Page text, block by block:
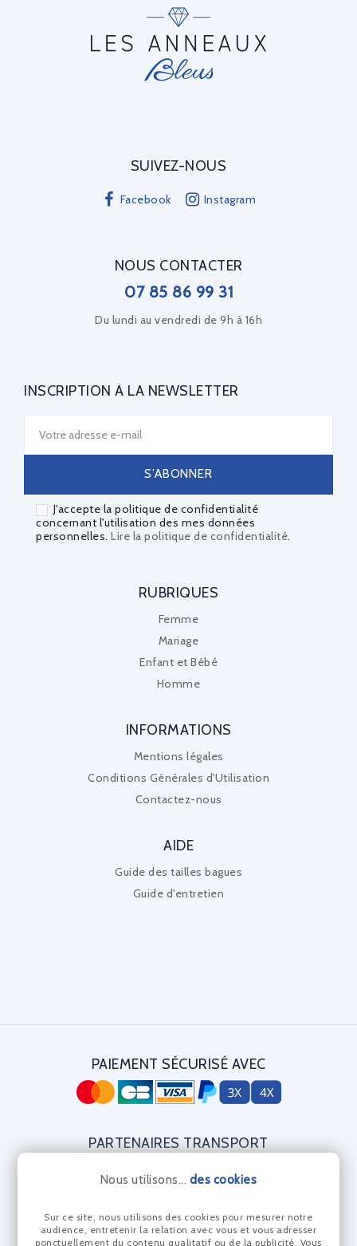
SUIVEZ-NOUS
Facebook Instagram
NOUS CONTACTER
07 85 86 99 31
Du lundi au vendredi de 9h à 16h
INSCRIPTION À LA NEWSLETTER
J'accepte la politique de confidentialité
concernant l'utilisation des mes données
personnelles. Lire la politique de confidentialité.
RUBRIQUES
Femme
Mariage
Enfant et Bébé
Homme
INFORMATIONS
Mentions légales
Conditions Générales d'Utilisation
Contactez-nous
AIDE
Guide des tailles bagues
Guide d'entretien
Nous utilisons... des cookies
Sur ce site, nous utilisons des cookies pour mesurer notre
audience, entretenir la relation avec vous et vous adresser
ponctuellement du contenu qualitatif ou de la publicité. Vous
PAIEMENT SÉCURISÉ AVEC
PARTENAIRES TRANSPORT
CERTIFICAT DIAMANT